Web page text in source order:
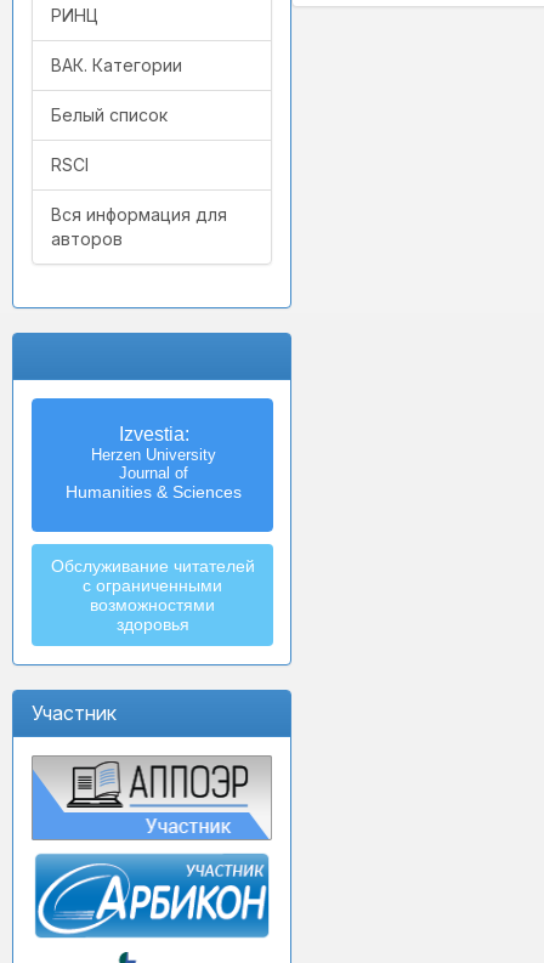
РИНЦ
ВАК. Категории
Белый список
RSCI
Вся информация для
авторов
Izvestia:
Herzen University
Journal of
Humanities & Sciences
Обслуживание читателей
с ограниченными
возможностями
здоровья
Участник